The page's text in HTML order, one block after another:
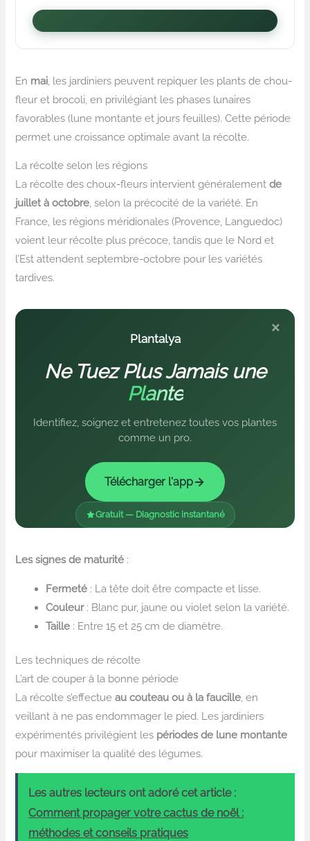
En mai , les jardiniers peuvent repiquer les plants de chou-
fleur et brocoli, en privilégiant les phases lunaires
favorables (lune montante et jours feuilles). Cette période
permet une croissance optimale avant la récolte.
La récolte selon les régions
La récolte des choux-fleurs intervient généralementde
juillet à octobre, selon la précocité de la variété. En
France, les régions méridionales (Provence, Languedoc)
voient leur récolte plus précoce, tandis que le Nord et
l’Est attendent septembre-octobre pour les variétés
tardives.
×
Plantalya
Ne Tuez Plus Jamais une
Plante
Identifiez, soignez et entretenez toutes vos plantes
comme un pro.
Télécharger l'app
Gratuit — Diagnostic instantané
Les signes de maturité :
Fermeté : La tête doit être compacte et lisse.
Couleur: Blanc pur, jaune ou violet selon la variété.
Taille : Entre 15 et 25 cm de diamètre.
Les techniques de récolte
L’art de couper à la bonne période
La récolte s’effectueau couteau ou à la faucille , en
veillant à ne pas endommager le pied. Les jardiniers
expérimentés privilégient les périodes de lune montante
pour maximiser la qualité des légumes.
Les autres lecteurs ont adoré cet article :
Comment propager votre cactus de noël :
méthodes et conseils pratiques